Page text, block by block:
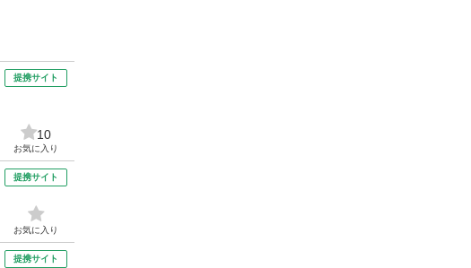
提携サイト
10
お気に入り
提携サイト
お気に入り
提携サイト